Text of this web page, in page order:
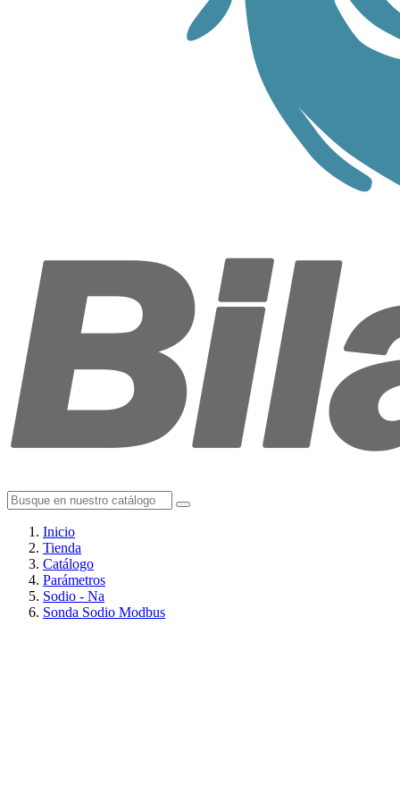
Inicio
Tienda
Catálogo
Parámetros
Sodio - Na
Sonda Sodio Modbus